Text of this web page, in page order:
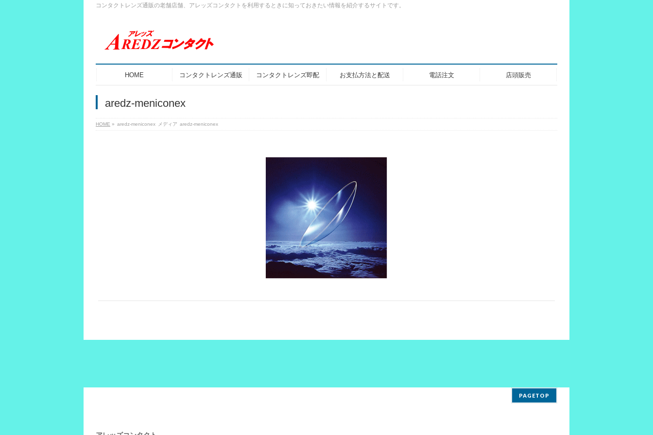
コンタクトレンズ通販の老舗店舗、アレッズコンタクトを利用するときに知っておきたい情報を紹介するサイトです。
HOME コンタクトレンズ通販 コンタクトレンズ即配 お支払方法と配送 電話注文 店頭販売
aredz-meniconex
HOME » aredz-meniconex メディア aredz-meniconex
PAGETOP